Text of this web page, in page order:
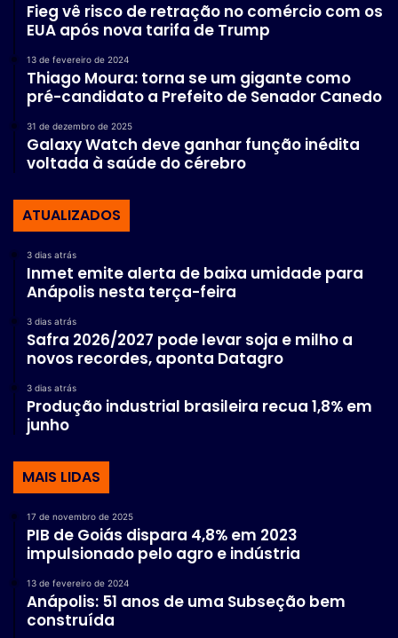
Fieg vê risco de retração no comércio com os
EUA após nova tarifa de Trump
13 de fevereiro de 2024
Thiago Moura: torna se um gigante como
pré-candidato a Prefeito de Senador Canedo
31 de dezembro de 2025
Galaxy Watch deve ganhar função inédita
voltada à saúde do cérebro
ATUALIZADOS
3 dias atrás
Inmet emite alerta de baixa umidade para
Anápolis nesta terça-feira
3 dias atrás
Safra 2026/2027 pode levar soja e milho a
novos recordes, aponta Datagro
3 dias atrás
Produção industrial brasileira recua 1,8% em
junho
MAIS LIDAS
17 de novembro de 2025
PIB de Goiás dispara 4,8% em 2023
impulsionado pelo agro e indústria
13 de fevereiro de 2024
Anápolis: 51 anos de uma Subseção bem
construída